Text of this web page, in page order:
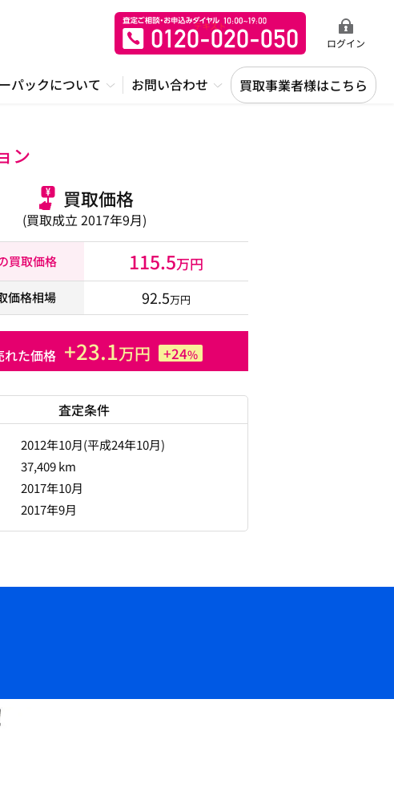
ログイン
パックについて お問い合わせ 買取事業者様はこちら
ン
買取価格
(買取成立 2017年9月)
買取価格 115.5万円
価格相場 92.5万円
れた価格 +23.1万円 +24%
査定条件
2012年10月(平成24年10月)
37,409 km
2017年10月
2017年9月